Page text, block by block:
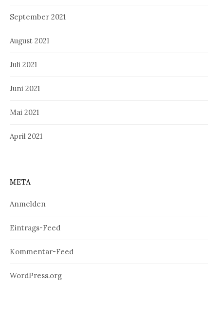
September 2021
August 2021
Juli 2021
Juni 2021
Mai 2021
April 2021
META
Anmelden
Eintrags-Feed
Kommentar-Feed
WordPress.org